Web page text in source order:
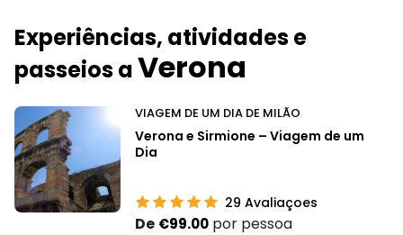
Experiências, atividades e
passeios aVerona
VIAGEM DE UM DIA DE MILÃO
Verona e Sirmione – Viagem de um
Dia
29 Avaliaçoes
De €99.00 por pessoa